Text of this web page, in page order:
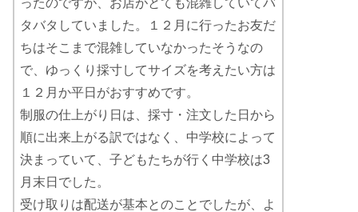
ったのですが、お店がとても混雑していてバ
タバタしていました。１２月に行ったお友だ
ちはそこまで混雑していなかったそうなの
で、ゆっくり採寸してサイズを考えたい方は
１２月か平日がおすすめです。
制服の仕上がり日は、採寸・注文した日から
順に出来上がる訳ではなく、中学校によって
決まっていて、子どもたちが行く中学校は3
月末日でした。
受け取りは配送が基本とのことでしたが、よ